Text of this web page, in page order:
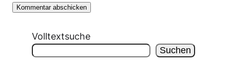
Volltextsuche
Suchen